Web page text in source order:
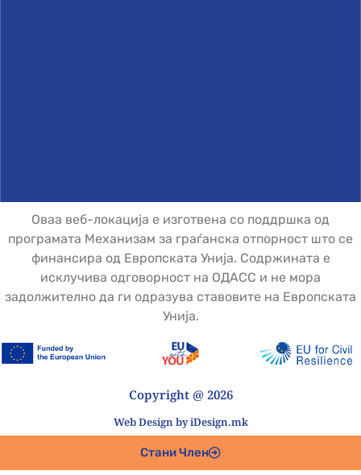
Оваа веб-локација е изготвена со поддршка од
програмата Механизам за граѓанска отпорност што се
финансира од Европската Унија. Содржината е
исклучива одговорност на ОДАСС и не мора
задолжително да ги одразува ставовите на Европската
Унија.
Copyright @ 2026
Web Design by iDesign.mk
Стани Член